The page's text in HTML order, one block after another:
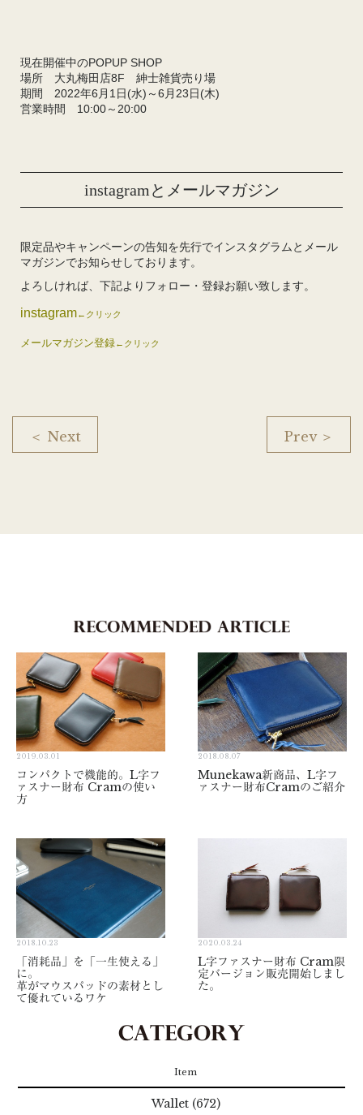
現在開催中のPOPUP SHOP
場所 大丸梅田店8F 紳士雑貨売り場
期間 2022年6月1日(水)～6月23日(木)
営業時間 10:00～20:00
instagramとメールマガジン
限定品やキャンペーンの告知を先行でインスタグラムとメール
マガジンでお知らせしております。
よろしければ、下記よりフォロー・登録お願い致します。
instagram←クリック
メールマガジン登録←クリック
＜ Next Prev ＞
2019.03.01
コンパクトで機能的。L字フ
ァスナー財布 Cramの使い
方
2018.08.07
Munekawa新商品、L字フ
ァスナー財布Cramのご紹介
2018.10.23
「消耗品」を「一生使える」
に。
革がマウスパッドの素材とし
て優れているワケ
2020.03.24
L字ファスナー財布 Cram限
定バージョン販売開始しまし
た。
Item
Wallet (672)